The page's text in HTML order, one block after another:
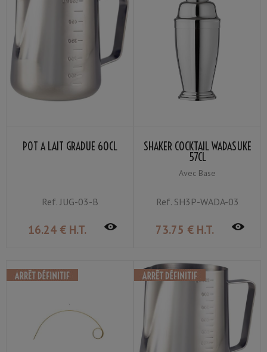
POT À LAIT GRADUÉ 60CL
Ref.JUG-03-B
16.24 € H.T.
SHAKER COCKTAIL WADASUKE
57CL
Avec Base
Ref.SH3P-WADA-03
73.75 € H.T.